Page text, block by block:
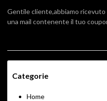
Gentile cliente,abbiamo
una mail contenente il tuo
Categorie
Home